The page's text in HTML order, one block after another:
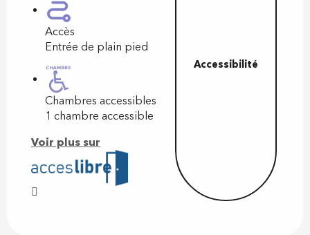
Accès
Entrée de plain pied
Chambres accessibles
1 chambre accessible
Voir plus sur
Accessibilité